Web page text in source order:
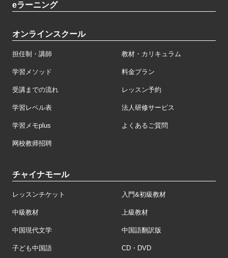
eラーニング
オンラインスクール
担任制・講師 教材・カリキュラム
学習メソッド 料金プラン
受講までの流れ レッスン予約
学習レベル表 法人研修サービス
学習メモplus よくあるご質問
网校教师招聘
チャイナモール
レッスンチケット 入門&初級教材
中級教材 上級教材
中国現代文学 中国語翻訳版
子ども中国語 CD・DVD